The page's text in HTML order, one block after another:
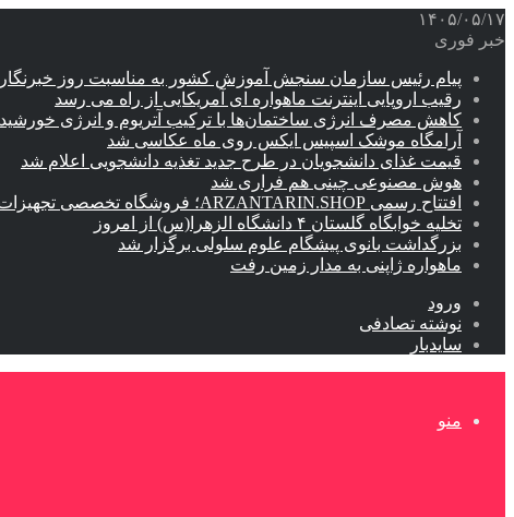
۱۴۰۵/۰۵/۱۷
خبر فوری
پیام رئیس سازمان سنجش آموزش کشور به مناسبت روز خبرنگار
رقیب اروپایی اینترنت ماهواره ای آمریکایی از راه می رسد
کاهش مصرف انرژی ساختمان‌ها با ترکیب آتریوم و انرژی
آرامگاه موشک اسپیس ایکس روی ماه عکاسی شد
قیمت غذای دانشجویان در طرح جدید تغذیه دانشجویی اعلام شد
هوش مصنوعی چینی هم فراری شد
افتتاح رسمی ARZANTARIN.SHOP؛ فروشگاه تخصصی تجهیزات برق اضطراری، موتور برق و باتری لیتیومی( ارزان ترین شاپ)
تخلیه خوابگاه گلستان ۴ دانشگاه الزهرا(س) از امروز
بزرگداشت بانوی پیشگام علوم سلولی برگزار شد
ماهواره ژاپنی به مدار زمین رفت
ورود
نوشته تصادفی
سایدبار
منو